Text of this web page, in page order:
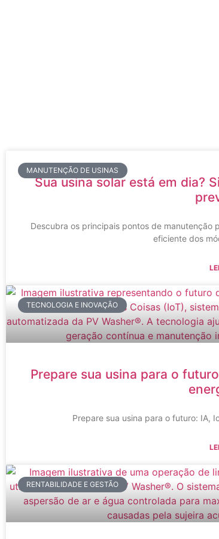
MANUTENÇÃO DE USINAS
Sua usina solar está em dia?
Descubra os principais pontos de manutenção
eficiente dos
TECNOLOGIA E INOVAÇÃO
Prepare sua usina para o
Prepare sua usina para o futuro: IA,
RENTABILIDADE E GESTÃO